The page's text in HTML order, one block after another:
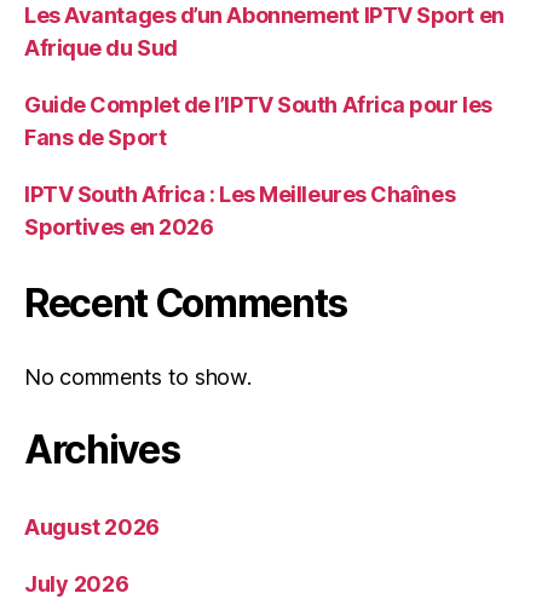
Les Avantages d’un Abonnement IPTV Sport en
Afrique du Sud
Guide Complet de l’IPTV South Africa pour les
Fans de Sport
IPTV South Africa : Les Meilleures Chaînes
Sportives en 2026
Recent Comments
No comments to show.
Archives
August 2026
July 2026